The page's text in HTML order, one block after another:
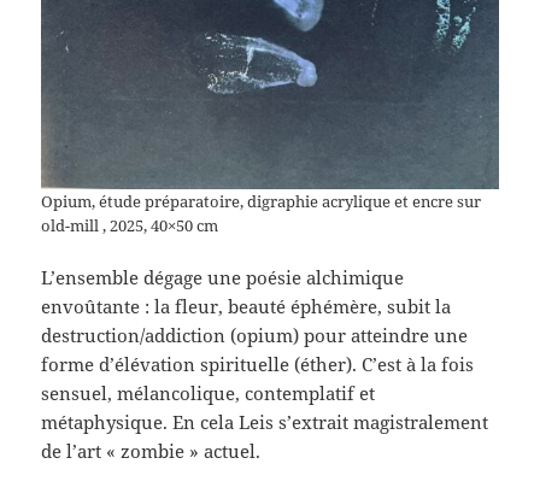
Opium, étude préparatoire, digraphie acrylique et encre sur
old-mill , 2025, 40×50 cm
L’ensemble dégage une poésie alchimique
envoûtante : la fleur, beauté éphémère, subit la
destruction/addiction (opium) pour atteindre une
forme d’élévation spirituelle (éther). C’est à la fois
sensuel, mélancolique, contemplatif et
métaphysique. En cela Leis s’extrait magistralement
de l’art « zombie » actuel.